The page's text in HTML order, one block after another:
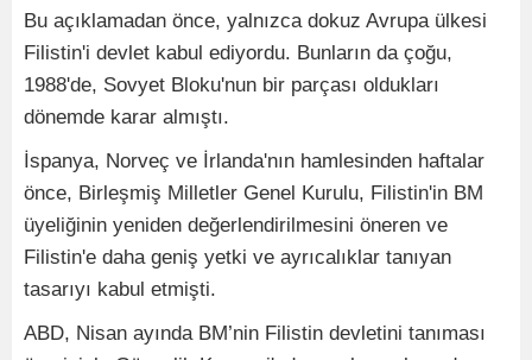
Bu açıklamadan önce, yalnızca dokuz Avrupa ülkesi
Filistin'i devlet kabul ediyordu. Bunların da çoğu,
1988'de, Sovyet Bloku'nun bir parçası oldukları
dönemde karar almıştı.
İspanya, Norveç ve İrlanda'nın hamlesinden haftalar
önce, Birleşmiş Milletler Genel Kurulu, Filistin'in BM
üyeliğinin yeniden değerlendirilmesini öneren ve
Filistin'e daha geniş yetki ve ayrıcalıklar tanıyan
tasarıyı kabul etmişti.
ABD, Nisan ayında BM’nin Filistin devletini tanıması